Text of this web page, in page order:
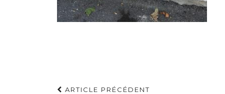
ARTICLE PRÉCÉDENT